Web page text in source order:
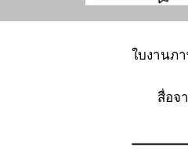
ใบงานภ
สื่อจ